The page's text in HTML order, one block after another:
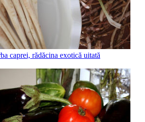
caprei, rădăcina exotică uitată